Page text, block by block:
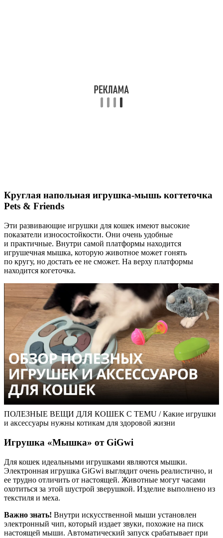
Круглая напольная игрушка-мышь когтеточка
Pets & Friends
Эти развивающие игрушки для кошек имеют высокие
показатели износостойкости. Они очень удобные
и практичные. Внутри самой платформы находится
игрушечная мышка, которую животное может гонять
по кругу, но достать ее не сможет. На верху платформы
находится когеточка.
ПОЛЕЗНЫЕ ВЕЩИ ДЛЯ КОШЕК С TEMU / Какие игрушки
и аксессуары нужны котикам для здоровой жизни
Игрушка «Мышка» от GiGwi
Для кошек идеальными игрушками являются мышки.
Электронная игрушка GiGwi выглядит очень реалистично, и
ее трудно отличить от настоящей. Животные могут часами
охотиться за этой шустрой зверушкой. Изделие выполнено из
текстиля и меха.
Важно знать! Внутри искусственной мыши установлен
электронный чип, который издает звуки, похожие на писк
настоящей мыши. Автоматический запуск срабатывает при